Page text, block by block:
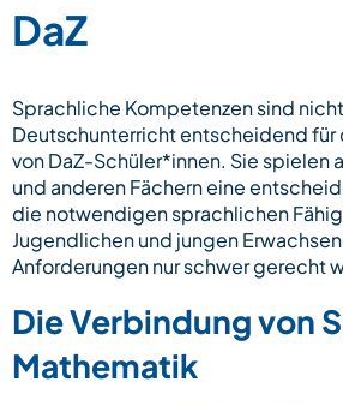
DaZ
Sprachliche Kompetenzen sind
Deutschunterricht entscheidend
von DaZ-Schüler*innen. Sie spielen
und anderen Fächern eine
die notwendigen sprachlichen
Jugendlichen und jungen
Anforderungen nur schwer gerecht
Die Verbindung von
Mathematik